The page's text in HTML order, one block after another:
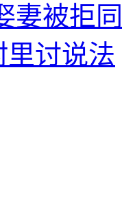
妻被拒
里讨说法